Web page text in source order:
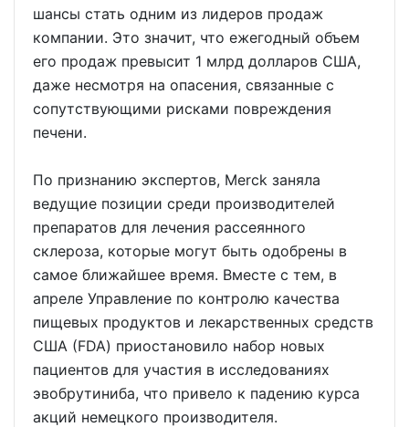
шансы стать одним из лидеров продаж
компании. Это значит, что ежегодный объем
его продаж превысит 1 млрд долларов США,
даже несмотря на опасения, связанные с
сопутствующими рисками повреждения
печени.
По признанию экспертов, Merck заняла
ведущие позиции среди производителей
препаратов для лечения рассеянного
склероза, которые могут быть одобрены в
самое ближайшее время. Вместе с тем, в
апреле Управление по контролю качества
пищевых продуктов и лекарственных средств
США (FDA) приостановило набор новых
пациентов для участия в исследованиях
эвобрутиниба, что привело к падению курса
акций немецкого производителя.